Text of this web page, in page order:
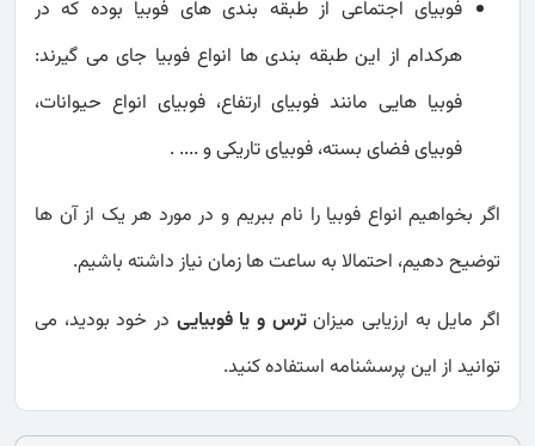
فوبیای اجتماعی از طبقه بندی های فوبیا بوده که در
هرکدام از این طبقه بندی ها انواع فوبیا جای می گیرند:
فوبیا هایی مانند فوبیای ارتفاع، فوبیای انواع حیوانات،
فوبیای فضای بسته، فوبیای تاریکی و .... .
اگر بخواهیم انواع فوبیا را نام ببریم و در مورد هر یک از آن ها
توضیح دهیم، احتمالا به ساعت ها زمان نیاز داشته باشیم.
اگر مایل به ارزیابی میزانترس و یا فوبیایی در خود بودید، می
توانید از این پرسشنامه استفاده کنید.